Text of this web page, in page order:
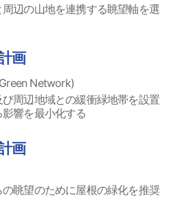
辺の山地を連携する眺望軸を選
画
Network)
周辺地域との緩衝緑地帯を設置
響を最小化する
画
眺望のために屋根の緑化を推奨